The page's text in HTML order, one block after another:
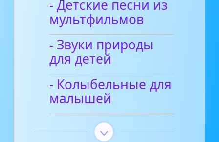
- Детские песни из
мультфильмов
- Звуки природы
для детей
- Колыбельные для
малышей